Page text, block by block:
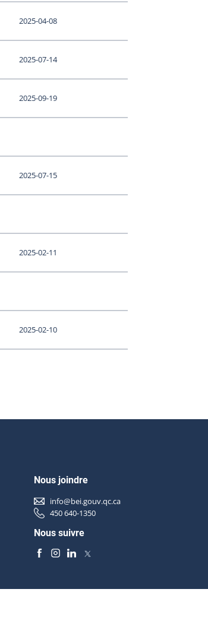
2025-04-08
2025-07-14
2025-09-19
2025-07-15
2025-02-11
2025-02-10
Nous joindre
info@bei.gouv.qc.ca
450 640-1350
Nous suivre